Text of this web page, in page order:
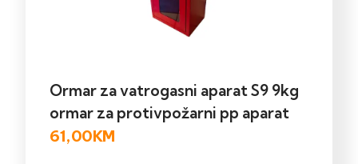
Ormar za vatrogasni aparat S9 9kg
ormar za protivpožarni pp aparat
61,00KM